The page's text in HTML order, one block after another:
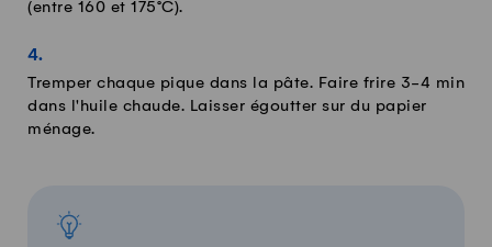
(entre 160 et 175°C).
Tremper chaque pique dans la pâte. Faire frire 3-4 min
dans l'huile chaude. Laisser égoutter sur du papier
ménage.